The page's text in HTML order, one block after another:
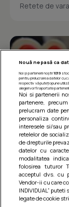
Retete de
Barcute
Un deliciu
Nouă ne pasă ca
Noi și partenerii noștri 1019
pentru prelucrarea datelor cu
respectiv vă puteți opune
alegeri vor fi raportate
Noi si partenerii
partenere,
prelucram date
personaliza
interesele si/sau
retelelor de
de drepturile
datelor cu
modalitatea
folosirea tuturor
acceptul dvs. cu
Vendor-ii cu care
INDIVIDUAL”
legate de cookie